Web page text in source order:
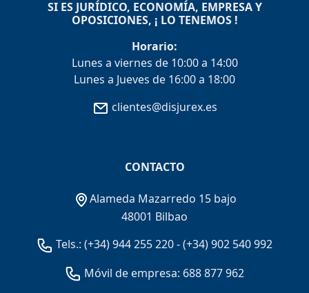
SI ES JURÍDICO, ECONOMÍA, EMPRESA Y
OPOSICIONES, ¡ LO TENEMOS !
Horario:
Lunes a viernes de 10:00 a 14:00
Lunes a Jueves de 16:00 a 18:00
clientes@disjurex.es
CONTACTO
Alameda Mazarredo 15 bajo
48001 Bilbao
Tels.: (+34) 944 255 220-(+34) 902 540 992
Móvil de empresa: 688 877 962